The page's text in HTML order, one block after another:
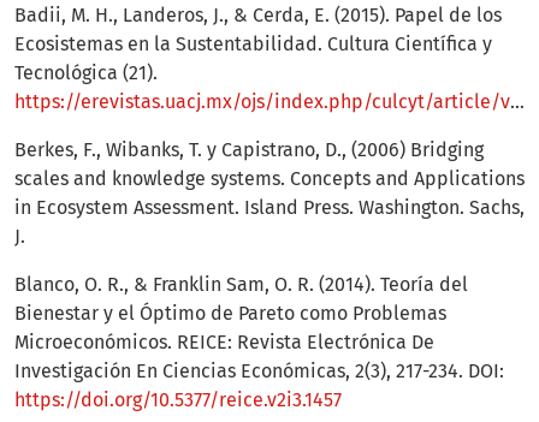
Badii, M. H., Landeros, J., & Cerda, E. (2015). Papel de los
Ecosistemas en la Sustentabilidad. Cultura Científica y
Tecnológica (21).
https://erevistas.uacj.mx/ojs/index.php/culcyt/article/view/437
Berkes, F., Wibanks, T. y Capistrano, D., (2006) Bridging
scales and knowledge systems. Concepts and Applications
in Ecosystem Assessment. Island Press. Washington. Sachs,
J.
Blanco, O. R., & Franklin Sam, O. R. (2014). Teoría del
Bienestar y el Óptimo de Pareto como Problemas
Microeconómicos. REICE: Revista Electrónica De
Investigación En Ciencias Económicas, 2(3), 217-234. DOI:
https://doi.org/10.5377/reice.v2i3.1457